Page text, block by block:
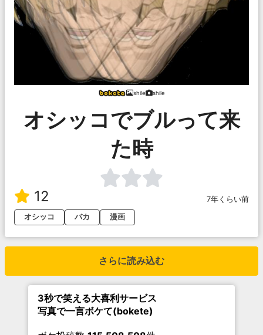
shile shile
オシッコでブルって来
た時
12
7年くらい前
オシッコ
バカ 漫画
さらに読み込む
3秒で笑える大喜利サービス
写真で一言ボケて(bokete)